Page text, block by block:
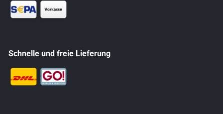
Schnelle und freie Lieferung